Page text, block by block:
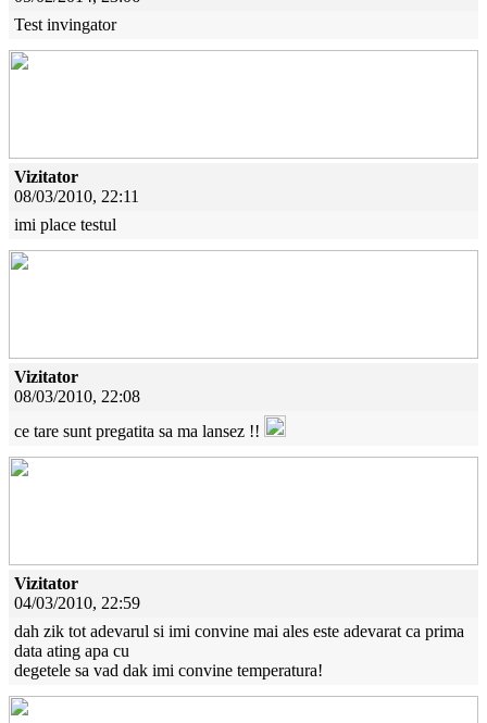
Test invingator
Vizitator
08/03/2010, 22:11
imi place testul
Vizitator
08/03/2010, 22:08
ce tare sunt pregatita sa ma lansez !!
Vizitator
04/03/2010, 22:59
dah zik tot adevarul si imi convine mai ales este adevarat ca prima
data ating apa cu
degetele sa vad dak imi convine temperatura!